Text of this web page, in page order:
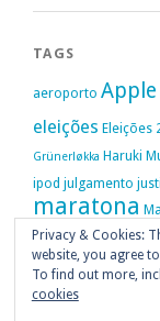
TAGS
aeroporto Apple
eleições Eleições
Grünerløkka Haruki
ipod julgamento
maratona
movimento passe livre
Portugal Privacidade
Vitória da
Privacy & Cookies:
website, you agree
To find out more,
cookies